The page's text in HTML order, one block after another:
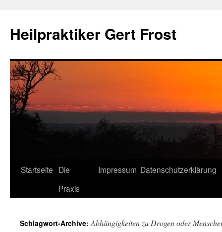
Heilpraktiker Gert Frost
Zum
Startseite Die
Praxis
Impressum Datenschutzerklärung
Schlagwort-Archive:Abhängigkeiten zu Drogen oder